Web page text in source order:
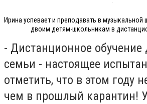
Ирина успевает и преподавать в
двоим детям-школьникам в
- Дистанционное обучение
семьи - настоящее
отметить, что в этом году
чем в прошлый карантин!